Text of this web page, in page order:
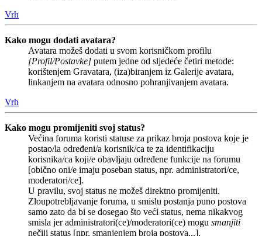
Vrh
Kako mogu dodati avatara?
Avatara možeš dodati u svom korisničkom profilu
[Profil/Postavke] putem jedne od sljedeće četiri metode:
korištenjem Gravatara, (iza)biranjem iz Galerije avatara,
linkanjem na avatara odnosno pohranjivanjem avatara.
Vrh
Kako mogu promijeniti svoj status?
Većina foruma koristi statuse za prikaz broja postova koje je
postao/la određeni/a korisnik/ca te za identifikaciju
korisnika/ca koji/e obavljaju određene funkcije na forumu
[obično oni/e imaju poseban status, npr. administratori/ce,
moderatori/ce].
U pravilu, svoj status ne možeš direktno promijeniti.
Zloupotrebljavanje foruma, u smislu postanja puno postova
samo zato da bi se dosegao što veći status, nema nikakvog
smisla jer administratori(ce)/moderatori(ce) mogu smanjiti
nečiji status [npr. smanjenjem broja postova...].